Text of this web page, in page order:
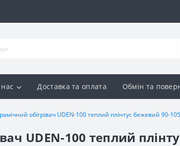
Доставка та оплата Обмін та
обігрівач UDEN-100 теплий плінтус бежевий 90-
UDEN-100 теплий